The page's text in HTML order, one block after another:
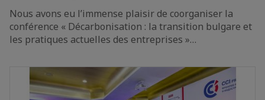
Nous avons eu l’immense plaisir de coorganiser la
conférence « Décarbonisation : la transition bulgare et
les pratiques actuelles des entreprises »…